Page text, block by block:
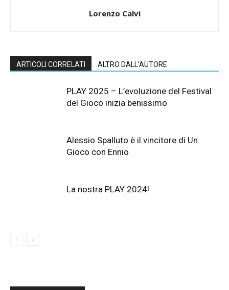
Lorenzo Calvi
ARTICOLI CORRELATI ALTRO DALL'AUTORE
PLAY 2025 – L’evoluzione del Festival
del Gioco inizia benissimo
Alessio Spalluto è il vincitore di Un
Gioco con Ennio
La nostra PLAY 2024!